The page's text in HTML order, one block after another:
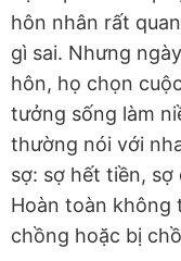
hôn nhân rất
gì sai. Nhưng
hôn, họ chọn
tưởng sống làm
thường nói với
sợ: sợ hết tiền,
Hoàn toàn không
chồng hoặc bị